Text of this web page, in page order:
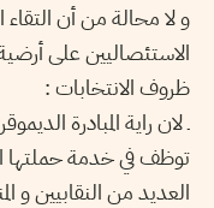
و لا محالة من أن التقاء
الاستئصاليين على
ظروف الانتخابات :
ـ لان راية المبادرة
توظف في خدمة حملتها
العديد من النقابيين و